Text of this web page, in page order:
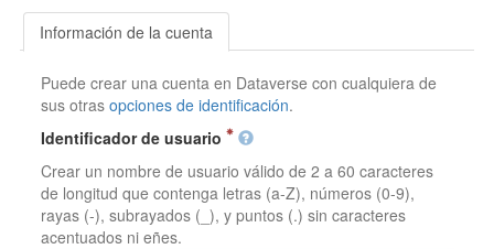
Información de la cuenta
Puede crear una cuenta en Dataverse con cualquiera de
sus otrasopciones de identificación.
Identificador de usuario
Crear un nombre de usuario válido de 2 a 60 caracteres
de longitud que contenga letras (a-Z), números (0-9),
rayas (-), subrayados (_), y puntos (.) sin caracteres
acentuados ni eñes.